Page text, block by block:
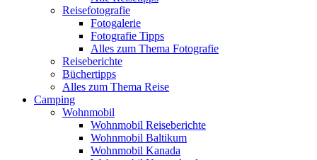
Reisefotografie
Fotogalerie
Fotografie Tipps
Alles zum Thema Fotografie
Reiseberichte
Büchertipps
Alles zum Thema Reise
Camping
Wohnmobil
Wohnmobil Reiseberichte
Wohnmobil Baltikum
Wohnmobil Kanada